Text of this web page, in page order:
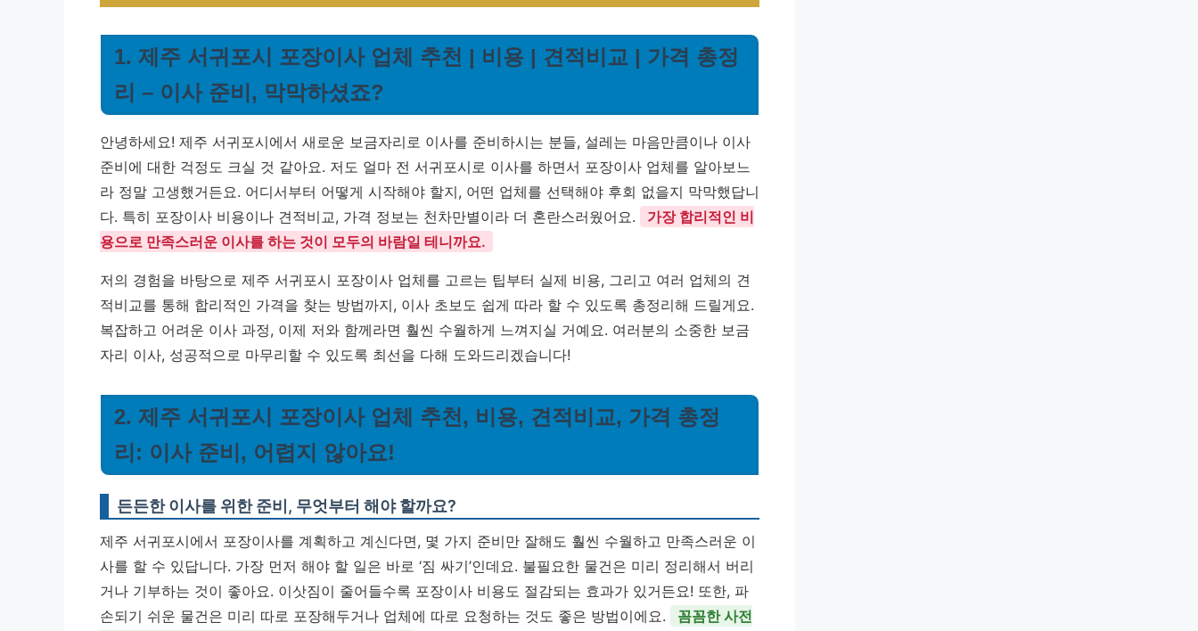
1. 제주 서귀포시 포장이사 업체 추천 | 비용 | 견적비교 | 가격 총정
리 – 이사 준비, 막막하셨죠?
안녕하세요! 제주 서귀포시에서 새로운 보금자리로 이사를 준비하시는 분들, 설레는 마음만큼이나 이사
준비에 대한 걱정도 크실 것 같아요. 저도 얼마 전 서귀포시로 이사를 하면서 포장이사 업체를 알아보느
라 정말 고생했거든요. 어디서부터 어떻게 시작해야 할지, 어떤 업체를 선택해야 후회 없을지 막막했답니
다. 특히 포장이사 비용이나 견적비교, 가격 정보는 천차만별이라 더 혼란스러웠어요.
가장 합리적인 비
용으로 만족스러운 이사를 하는 것이 모두의 바람일 테니까요.
저의 경험을 바탕으로 제주 서귀포시 포장이사 업체를 고르는 팁부터 실제 비용, 그리고 여러 업체의 견
적비교를 통해 합리적인 가격을 찾는 방법까지, 이사 초보도 쉽게 따라 할 수 있도록 총정리해 드릴게요.
복잡하고 어려운 이사 과정, 이제 저와 함께라면 훨씬 수월하게 느껴지실 거예요. 여러분의 소중한 보금
자리 이사, 성공적으로 마무리할 수 있도록 최선을 다해 도와드리겠습니다!
2. 제주 서귀포시 포장이사 업체 추천, 비용, 견적비교, 가격 총정
리: 이사 준비, 어렵지 않아요!
든든한 이사를 위한 준비, 무엇부터 해야 할까요?
제주 서귀포시에서 포장이사를 계획하고 계신다면, 몇 가지 준비만 잘해도 훨씬 수월하고 만족스러운 이
사를 할 수 있답니다. 가장 먼저 해야 할 일은 바로 ‘짐 싸기’인데요. 불필요한 물건은 미리 정리해서 버리
거나 기부하는 것이 좋아요. 이삿짐이 줄어들수록 포장이사 비용도 절감되는 효과가 있거든요! 또한, 파
손되기 쉬운 물건은 미리 따로 포장해두거나 업체에 따로 요청하는 것도 좋은 방법이에요.
꼼꼼한 사전